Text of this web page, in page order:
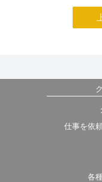
仕事を依
各